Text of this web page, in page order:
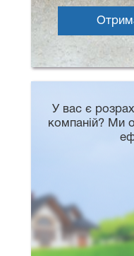
У вас є
компаній? Ми